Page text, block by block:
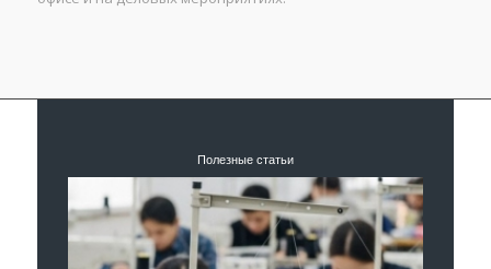
Полезные статьи